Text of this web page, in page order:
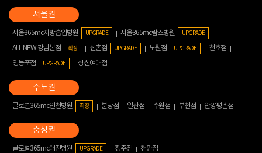
서울365mc지방흡입병원 UPGRADE 서울365mc람스병원 UPGRADE
ALL NEW 강남본점 확장 신촌점 UPGRADE 노원점 UPGRADE
천호점
영등포점
UPGRADE 성신여대점
글로벌365mc인천병원 확장 분당점 일산점 수원점 부천점 안양평촌점
글로벌365mc대전병원 UPGRADE 청주점 천안점